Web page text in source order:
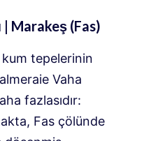
| Marakeş (Fas)
kum tepelerinin
Vaha
fazlasıdır:
Fas çölünde